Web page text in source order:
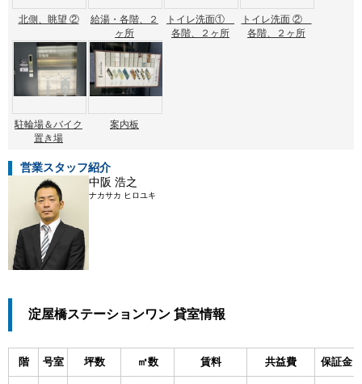
北側、眺望 ②
給湯・各階、２
ヶ所
トイレ洗面①
各階、２ヶ所
トイレ洗面 ②
各階、２ヶ所
駐輪場＆バイク
置き場
案内板
営業スタッフ紹介
中阪 浩之
ナカサカ ヒロユキ
淀屋橋ステーションワン 貸室情報
階 号室 坪数 ㎡数 賃料 共益費 保証金